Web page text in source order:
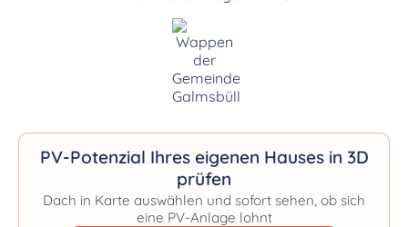
PV-Potenzial Ihres eigenen Hauses in 3D
prüfen
Dach in Karte auswählen und sofort sehen, ob sich
eine PV-Anlage lohnt